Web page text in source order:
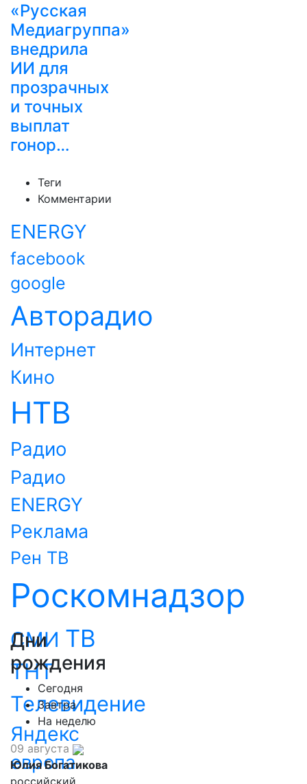
«Русская
Медиагруппа»
внедрила
ИИ для
прозрачных
и точных
выплат
гонор…
Теги
Комментарии
ENERGY
facebook
google
Авторадио
Интернет
Кино
НТВ
Радио
Радио
ENERGY
Реклама
Рен ТВ
Роскомнадзор
СМИ ТВ
ТНТ
Телевидение
Яндекс
европа
Дни
рождения
Сегодня
Завтра
На неделю
09 августа
Юлия Богатикова
российский